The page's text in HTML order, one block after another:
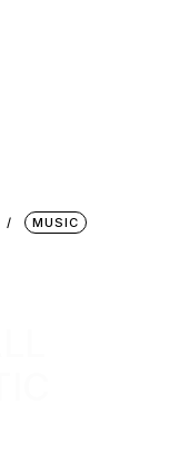
MUSIC